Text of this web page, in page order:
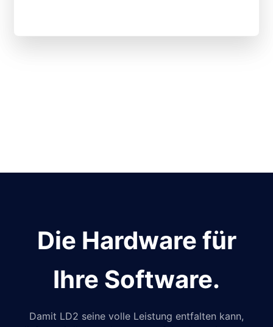
Die Hardware für
Ihre Software.
Damit LD2 seine volle Leistung entfalten kann,